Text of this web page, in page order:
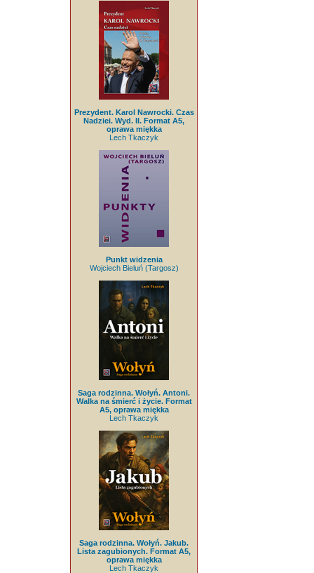
Prezydent. Karol Nawrocki. Czas
Nadziei. Wyd. II. Format A5,
oprawa miękka
Lech Tkaczyk
Punkt widzenia
Wojciech Bieluń (Targosz)
Saga rodzinna. Wołyń. Antoni.
Walka na śmierć i życie. Format
A5, oprawa miękka
Lech Tkaczyk
Saga rodzinna. Wołyń. Jakub.
Lista zagubionych. Format A5,
oprawa miękka
Lech Tkaczyk